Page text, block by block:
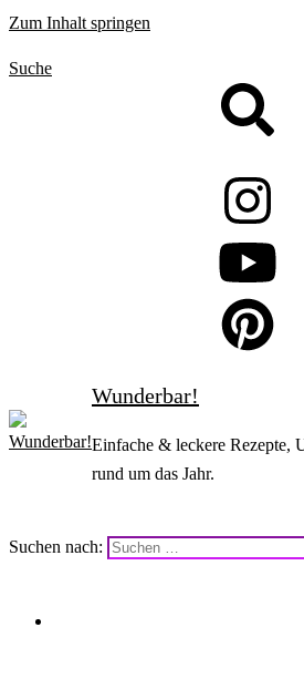
Zum Inhalt springen
Suche
Wunderbar!
Einfache & leckere Rezepte,
rund um das Jahr.
Suchen nach: